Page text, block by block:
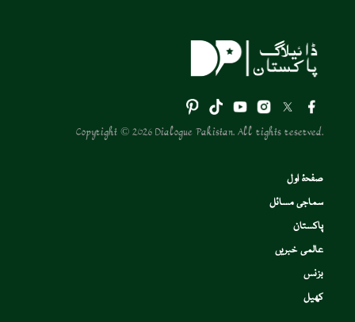
Copyright © 2026 Dialogue Pakistan. All rights reserved.
صفحۂ اول
سماجی مسائل
پاکستان
عالمی خبریں
بزنس
کھیل